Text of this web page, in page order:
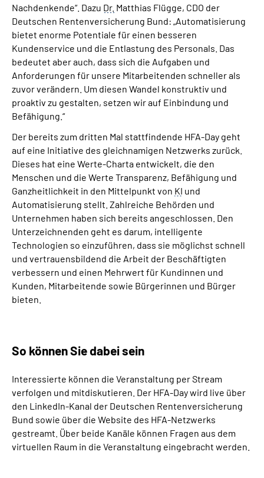
Nachdenkende“. Dazu Dr. Matthias Flügge, CDO der
Deutschen Rentenversicherung Bund: „Automatisierung
bietet enorme Potentiale für einen besseren
Kundenservice und die Entlastung des Personals. Das
bedeutet aber auch, dass sich die Aufgaben und
Anforderungen für unsere Mitarbeitenden schneller als
zuvor verändern. Um diesen Wandel konstruktiv und
proaktiv zu gestalten, setzen wir auf Einbindung und
Befähigung.“
Der bereits zum dritten Mal stattfindende HFA-Day geht
auf eine Initiative des gleichnamigen Netzwerks zurück.
Dieses hat eine Werte-Charta entwickelt, die den
Menschen und die Werte Transparenz, Befähigung und
Ganzheitlichkeit in den Mittelpunkt von KI und
Automatisierung stellt. Zahlreiche Behörden und
Unternehmen haben sich bereits angeschlossen. Den
Unterzeichnenden geht es darum, intelligente
Technologien so einzuführen, dass sie möglichst schnell
und vertrauensbildend die Arbeit der Beschäftigten
verbessern und einen Mehrwert für Kundinnen und
Kunden, Mitarbeitende sowie Bürgerinnen und Bürger
bieten.
So können Sie dabei sein
Interessierte können die Veranstaltung per Stream
verfolgen und mitdiskutieren. Der HFA-Day wird live über
den LinkedIn-Kanal der Deutschen Rentenversicherung
Bund sowie über die Website des HFA-Netzwerks
gestreamt. Über beide Kanäle können Fragen aus dem
virtuellen Raum in die Veranstaltung eingebracht werden.